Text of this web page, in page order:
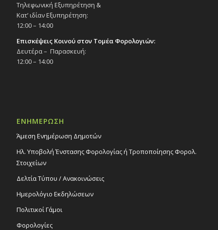
Τηλεφωνική Εξυπηρέτηση &
Κατ’ ιδίαν Εξυπηρέτηση:
12:00 – 14:00
Επισκέψεις Κοινού στον Τομέα Φορολογιών:
Δευτέρα – Παρασκευή:
12:00 – 14:00
ΕΝΗΜΕΡΩΣΗ
Άμεση Ενημέρωση Δημοτών
Ηλ. Υποβολή Ένστασης Φορολογίας ή Τροποποίησης Φορολ.
Στοιχείων
Δελτία Τύπου / Ανακοινώσεις
Ημερολόγιο Εκδηλώσεων
Πολιτικοί Γάμοι
Φορολογίες